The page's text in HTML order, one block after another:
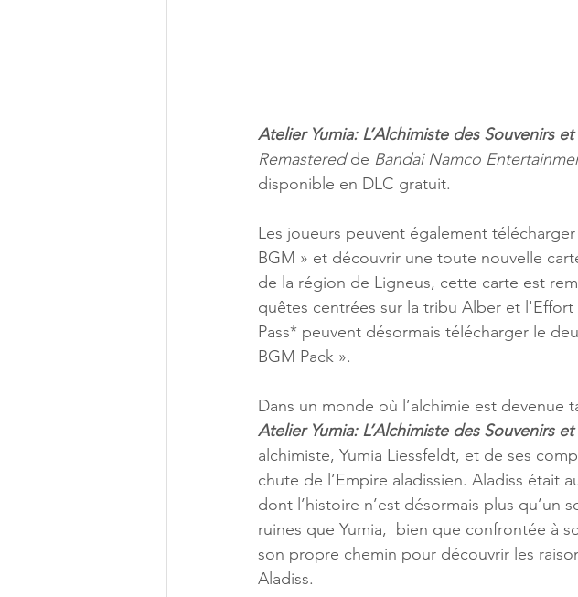
Atelier Yumia: L’Alchimiste des Souvenirs et
Remastered de Bandai Namco
disponible en DLC gratuit.
Les joueurs peuvent également
BGM » et découvrir une toute nouvelle
de la région de Ligneus, cette carte est
quêtes centrées sur la tribu Alber et l'Effort
Pass* peuvent désormais télécharger le
BGM Pack ».
Dans un monde où l’alchimie est
Atelier Yumia: L’Alchimiste des Souvenirs et
alchimiste, Yumia Liessfeldt, et de ses
chute de l’Empire aladissien. Aladiss était
dont l’histoire n’est désormais plus qu’un
ruines que Yumia,  bien que confrontée à
son propre chemin pour découvrir les
Aladiss.